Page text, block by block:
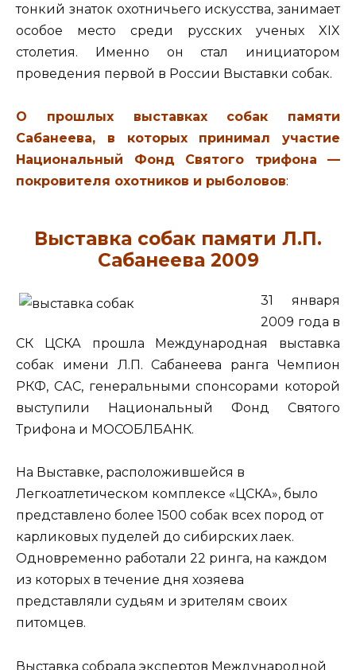
тонкий знаток охотничьего искусства, занимает
особое место среди русских ученых XIX
столетия. Именно он стал инициатором
проведения первой в России Выставки собак.
О прошлых выставках собак памяти
Сабанеева, в которых принимал участие
Национальный Фонд Святого трифона —
покровителя охотников и рыболовов:
Выставка собак памяти Л.П.
Сабанеева 2009
31 января
2009 года в
СК ЦСКА прошла Международная выставка
собак имени Л.П. Сабанеева ранга Чемпион
РКФ, САС, генеральными спонсорами которой
выступили Национальный Фонд Святого
Трифона и МОСОБЛБАНК.
На Выставке, расположившейся в
Легкоатлетическом комплексе «ЦСКА», было
представлено более 1500 собак всех пород от
карликовых пуделей до сибирских лаек.
Одновременно работали 22 ринга, на каждом
из которых в течение дня хозяева
представляли судьям и зрителям своих
питомцев.
Выставка собрала экспертов Международной